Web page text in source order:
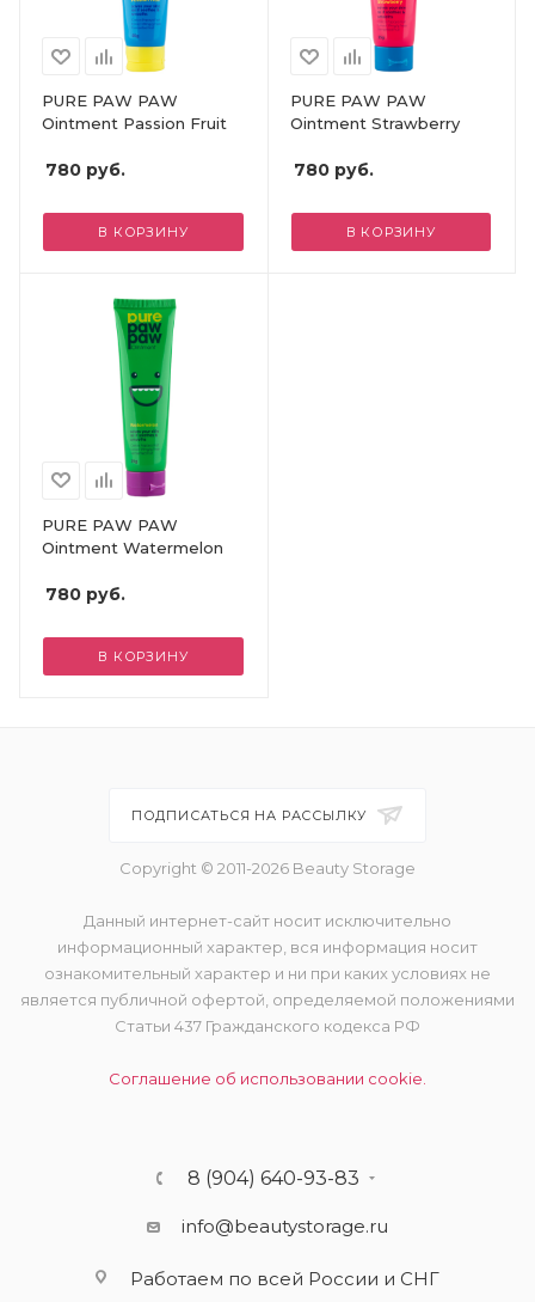
PURE PAW PAW
Ointment Passion Fruit
780 руб.
В КОРЗИНУ
PURE PAW PAW
Ointment Strawberry
780руб.
В КОРЗИНУ
PURE PAW PAW
Ointment Watermelon
780 руб.
В КОРЗИНУ
ПОДПИСАТЬСЯ НА РАССЫЛКУ
Copyright © 2011-2026 Beauty Storage
Данный интернет-сайт носит исключительно
информационный характер, вся информация носит
ознакомительный характер и ни при каких условиях не
является публичной офертой, определяемой положениями
Статьи 437 Гражданского кодекса РФ
Соглашение об использовании cookie.
8 (904) 640-93-83
info@beautystorage.ru
Работаем по всей России и СНГ